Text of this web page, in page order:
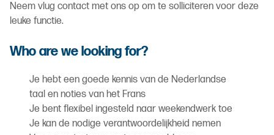
Neem vlug contact met ons op om te solliciteren voor deze
leuke functie.
Who are we looking for?
Je hebt een goede kennis van de Nederlandse
taal en noties van het Frans
Je bent flexibel ingesteld naar weekendwerk toe
Je kan de nodige verantwoordelijkheid nemen